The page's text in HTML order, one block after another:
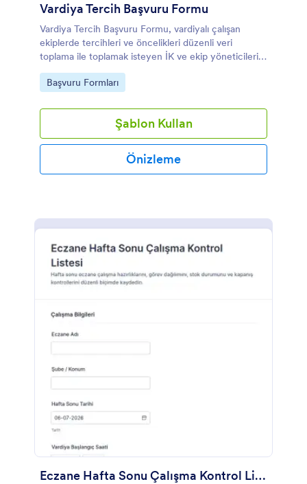
Vardiya Tercih Başvuru Formu
Vardiya Tercih Başvuru Formu, vardiyalı çalışan
ekiplerde tercihleri ve öncelikleri düzenli veri
toplama ile toplamak isteyen İK ve ekip yöneticileri
için Jotform üzerinde özelleştirilebilir bir form
şablonu sunar.
Go to Category:
Başvuru Formları
Şablon Kullan
Önizleme
Eczane Hafta Sonu Çalışma Kontrol Listesi Formu